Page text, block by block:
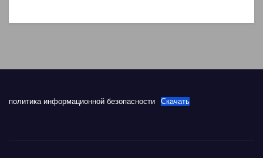
политика информационной безопасности Скачать